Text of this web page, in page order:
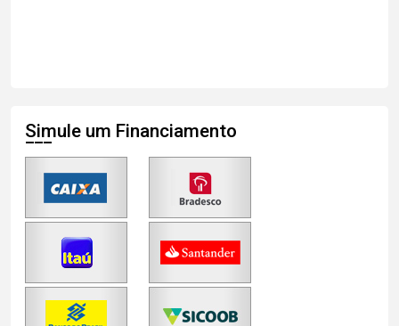
Simule um Financiamento